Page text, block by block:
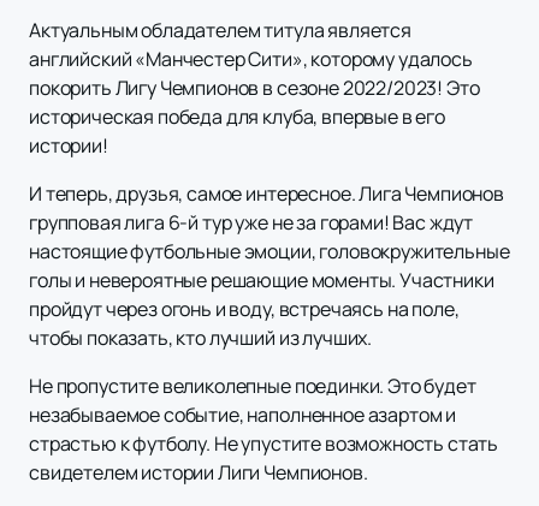
Актуальным обладателем титула является
английский «Манчестер Сити», которому удалось
покорить Лигу Чемпионов в сезоне 2022/2023! Это
историческая победа для клуба, впервые в его
истории!
И теперь, друзья, самое интересное. Лига Чемпионов
групповая лига 6-й тур уже не за горами! Вас ждут
настоящие футбольные эмоции, головокружительные
голы и невероятные решающие моменты. Участники
пройдут через огонь и воду, встречаясь на поле,
чтобы показать, кто лучший из лучших.
Не пропустите великолепные поединки. Это будет
незабываемое событие, наполненное азартом и
страстью к футболу. Не упустите возможность стать
свидетелем истории Лиги Чемпионов.